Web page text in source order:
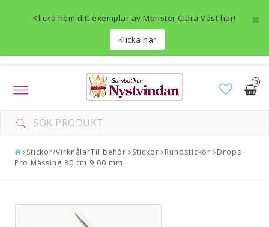
Klicka hem ditt exemplar av Mönster Clara Väst här!
Klicka här
0
Toggle
navigation
Stickor/VirknålarTillbehör Stickor Rundstickor
Drops
Pro Mässing 80 cm 9,00 mm